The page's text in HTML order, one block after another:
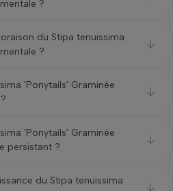
?
du Stipa tenuissima
?
'Ponytails' Graminée
'Ponytails' Graminée
persistant ?
du Stipa tenuissima